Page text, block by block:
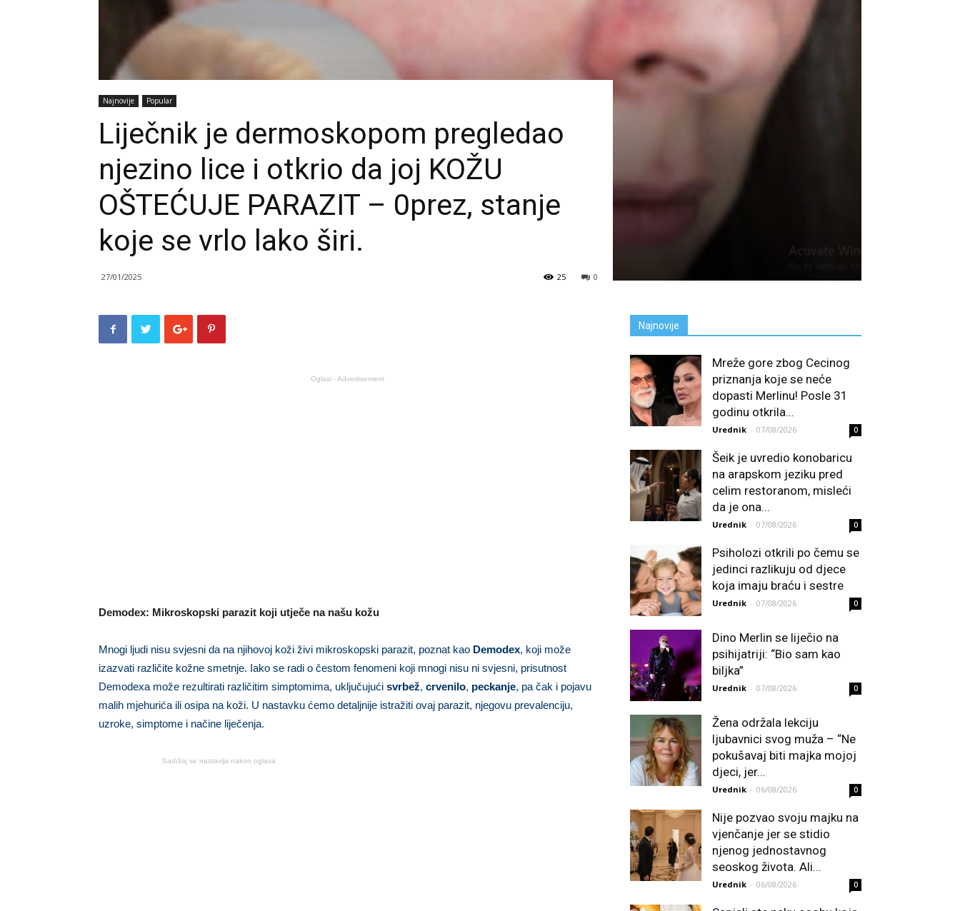
Najnovije Popular
Liječnik je dermoskopom pregledao
njezino lice i otkrio da joj KOŽU
OŠTEĆUJE PARAZIT – 0prez, stanje
koje se vrlo lako širi.
27/01/2025 0
25
Oglasi - Advertisement
Demodex: Mikroskopski parazit koji utječe na našu kožu
Mnogi ljudi nisu svjesni da na njihovoj koži živi mikroskopski parazit, poznat kao Demodex, koji može
izazvati različite kožne smetnje. Iako se radi o čestom fenomeni koji mnogi nisu ni svjesni, prisutnost
Demodexa može rezultirati različitim simptomima, uključujući svrbež, crvenilo, peckanje, pa čak i pojavu
malih mjehurića ili osipa na koži. U nastavku ćemo detaljnije istražiti ovaj parazit, njegovu prevalenciju,
uzroke, simptome i načine liječenja.
Sadržaj se nastavlja nakon oglasa
Najnovije
Mreže gore zbog Cecinog
priznanja koje se neće
dopasti Merlinu! Posle 31
godinu otkrila...
Urednik - 07/08/2026 0
Šeik je uvredio konobaricu
na arapskom jeziku pred
celim restoranom, misleći
da je ona...
Urednik - 07/08/2026 0
Psiholozi otkrili po čemu se
jedinci razlikuju od djece
koja imaju braću i sestre
Urednik - 07/08/2026 0
Dino Merlin se liječio na
psihijatriji: “Bio sam kao
biljka”
Urednik - 07/08/2026 0
Žena održala lekciju
ljubavnici svog muža – “Ne
pokušavaj biti majka mojoj
djeci, jer...
Urednik - 06/08/2026 0
Nije pozvao svoju majku na
vjenčanje jer se stidio
njenog jednostavnog
seoskog života. Ali...
Urednik - 06/08/2026 0